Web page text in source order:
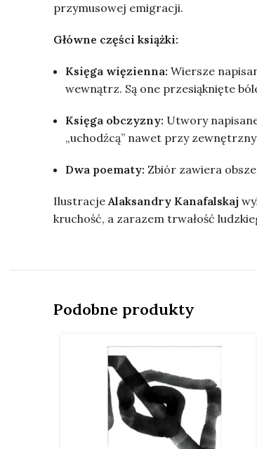
przymusowej emigracji.
Główne części książki:
Księga więzienna: Wiersze
wewnątrz. Są one przesiąknięte
Księga obczyzny: Utwory
„uchodźcą” nawet przy
Dwa poematy: Zbiór zawiera
IlustracjeAlaksandry Kanafalskaj
kruchość, a zarazem trwałość
Podobne produkty